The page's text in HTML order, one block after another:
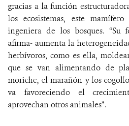
gracias a la función
los ecosistemas, este
ingeniera de los bosques. “Su
afirma- aumenta la
herbívoros, como es ella,
que se van alimentando de
moriche, el marañón y los
va favoreciendo el
aprovechan otros animales”.